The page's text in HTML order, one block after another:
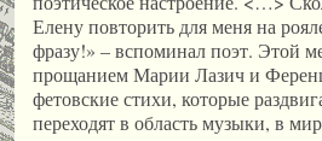
Елену повторить для меня на
фразу!» – вспоминал поэт. Этой
прощанием Марии Лазич и
фетовские стихи, которые
переходят в область музыки, в